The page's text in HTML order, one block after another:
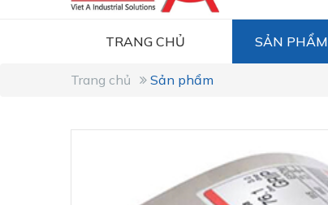
TRANG CHỦ SẢN PHẨM
Trang chủ Sản phẩm